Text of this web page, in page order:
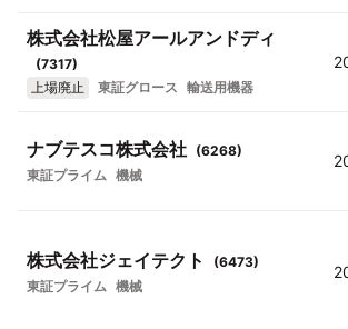
株式会社松屋アールアンドディ
(7317)
上場廃止
東証グロース 輸送用機器
ナブテスコ株式会社 (6268)
東証プライム 機械
株式会社ジェイテクト (6473)
東証プライム 機械